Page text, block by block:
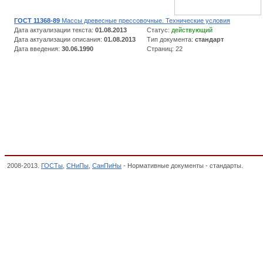
ГОСТ 11368-89 Массы древесные прессовочные. Технические условия
Дата актуализации текста: 01.08.2013 Статус: действующий
Дата актуализации описания: 01.08.2013 Тип документа: стандарт
Дата введения: 30.06.1990 Страниц: 22
2008-2013. ГОСТы СНиПы СанПиНы - Нормативные документы - стандарты.